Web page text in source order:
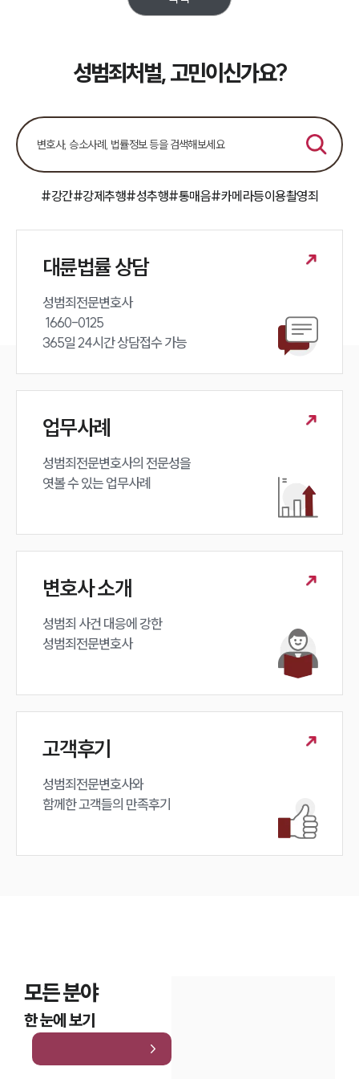
업무분야
전체
구성원 소개
성범죄전문변호사
소식/자료
법률 블로그
뉴스레터/브로슈어
대륜법률상담예약
성범죄처벌, 고민이신가요?
#강간#강제추행#성추행#통매음#카메라등이용촬영죄
대륜법률 상담
성범죄전문변호사
365일 24시간 상담접수 가능
업무사례
성범죄전문변호사의 전문성을
엿볼 수 있는 업무사례
변호사 소개
성범죄 사건 대응에 강한
성범죄전문변호사
고객후기
성범죄전문변호사와
함께한 고객들의 만족후기
모든 분야
한 눈에 보기